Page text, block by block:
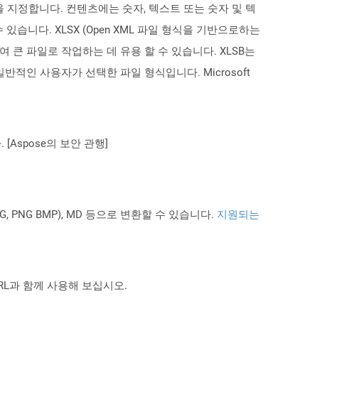
정합니다. 컨텐츠에는 숫자, 텍스트 또는 숫자 및 텍
습니다. XLSX (Open XML 파일 형식을 기반으로하는
큰 파일로 작업하는 데 유용 할 수 있습니다. XLSB는
반적인 사용자가 선택한 파일 형식입니다. Microsoft
[Aspose의 보안 관행]
PNG BMP), MD 등으로 변환할 수 있습니다. 지원되는
과 함께 사용해 보십시오.